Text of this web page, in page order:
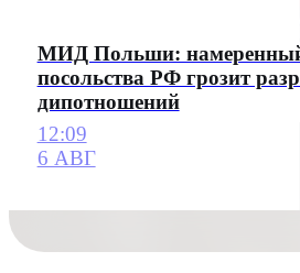
МИД Польши: намеренный
посольства РФ грозит
дипотношений
12:09
6 АВГ